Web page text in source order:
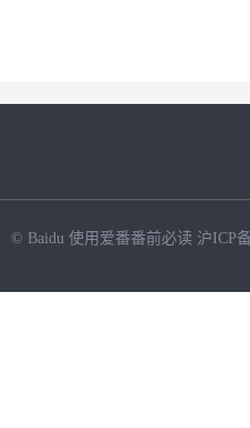
© Baidu 使用爱番番前必读 沪ICP